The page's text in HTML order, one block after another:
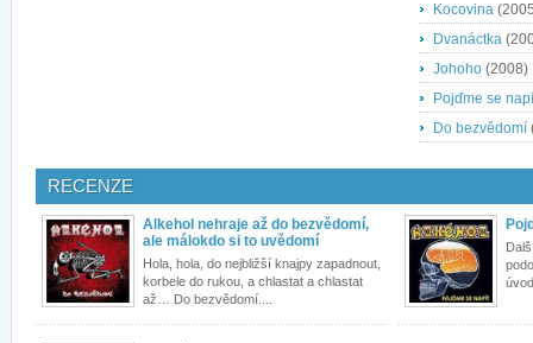
Kocovina
Dvanáctka
Johoho (2008)
Pojďme se
Do bezvědomí
RECENZE
Alkehol nehraje až do bezvědomí,
ale málokdo si to uvědomí
Hola, hola, do nejbližší knajpy zapadnout,
korbele do rukou, a chlastat a chlastat
až… Do bezvědomí....